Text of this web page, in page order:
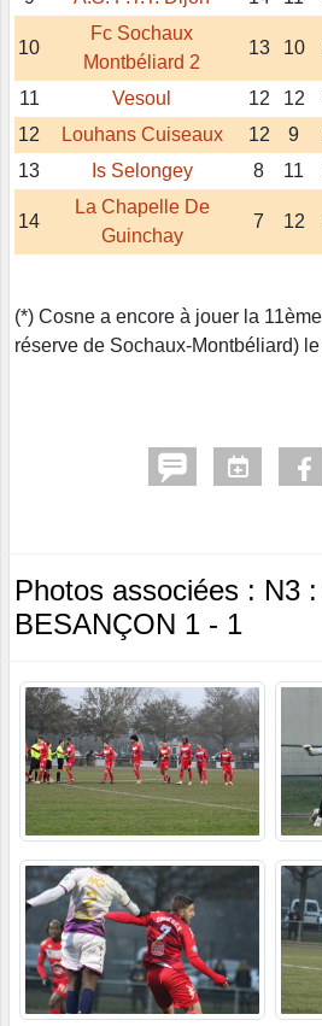
10
Fc Sochaux
Montbéliard 2
13 10
11 Vesoul 12 12
12
Louhans Cuiseaux 12 9
13
Is Selongey 8 11
14
La Chapelle De
Guinchay
7 12
(*) Cosne a encore à jouer la
réserve de Sochaux-Montbéliard)
Photos associées : N3
BESANÇON 1 - 1